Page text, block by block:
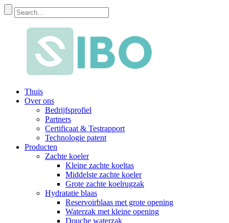
Thuis
Over ons
Bedrijfsprofiel
Partners
Certificaat & Testrapport
Technologie patent
Producten
Zachte koeler
Kleine zachte koeltas
Middelste zachte koeler
Grote zachte koelrugzak
Hydratatie blaas
Reservoirblaas met grote opening
Waterzak met kleine opening
Douche waterzak